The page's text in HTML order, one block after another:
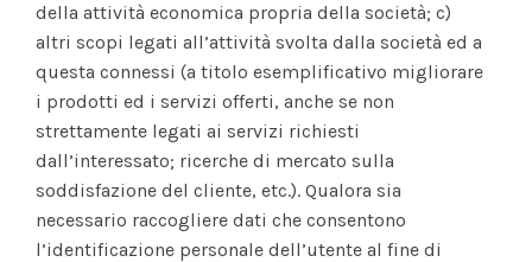
della attività economica propria della società; c)
altri scopi legati all’attività svolta dalla società ed a
questa connessi (a titolo esemplificativo migliorare
i prodotti ed i servizi offerti, anche se non
strettamente legati ai servizi richiesti
dall’interessato; ricerche di mercato sulla
soddisfazione del cliente, etc.). Qualora sia
necessario raccogliere dati che consentono
l’identificazione personale dell’utente al fine di